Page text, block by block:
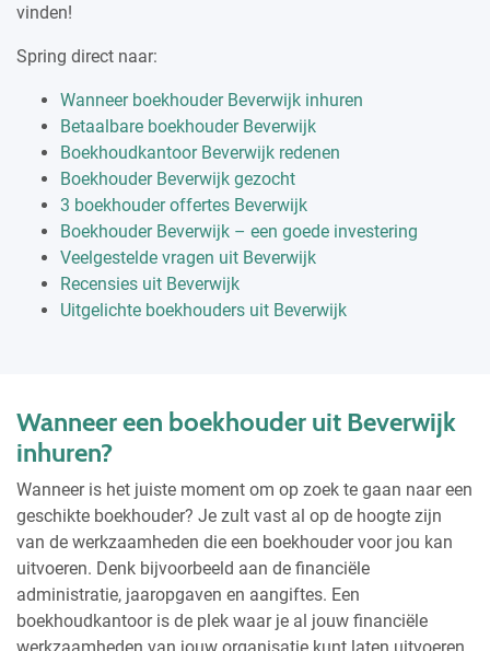
vinden!
Spring direct naar:
Wanneer boekhouder Beverwijk inhuren
Betaalbare boekhouder Beverwijk
Boekhoudkantoor Beverwijk redenen
Boekhouder Beverwijk gezocht
3 boekhouder offertes Beverwijk
Boekhouder Beverwijk – een goede investering
Veelgestelde vragen uit Beverwijk
Recensies uit Beverwijk
Uitgelichte boekhouders uit Beverwijk
Wanneer een boekhouder uit Beverwijk
inhuren?
Wanneer is het juiste moment om op zoek te gaan naar een
geschikte boekhouder? Je zult vast al op de hoogte zijn
van de werkzaamheden die een boekhouder voor jou kan
uitvoeren. Denk bijvoorbeeld aan de financiële
administratie, jaaropgaven en aangiftes. Een
boekhoudkantoor is de plek waar je al jouw financiële